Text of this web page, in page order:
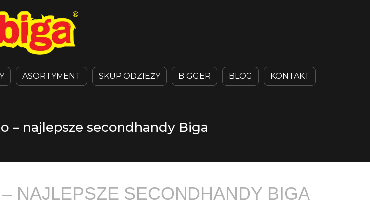
ASORTYMENT SKUP ODZIEŻY BIGGER BLOG KONTAKT
– najlepsze secondhandy Biga
NAJLEPSZE SECONDHANDY BIGA